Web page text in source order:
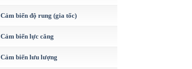
Cảm biến độ rung (gia tốc)
Cảm biến lực căng
Cảm biến lưu lượng